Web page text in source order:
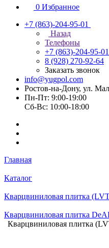
0 Избранное
+7 (863)-204-95-01
Назад
Телефоны
+7 (863)-204-95-01
8 (928) 270-92-64
Заказать звонок
info@yugpol.com
Ростов-на-Дону, ул.
Пн-Пт: 9:00-19:00
Cб-Вс: 10:00-18:00
Главная
Каталог
Кварцвиниловая плитка
Кварцвиниловая плитка
Кварцвиниловая плитка